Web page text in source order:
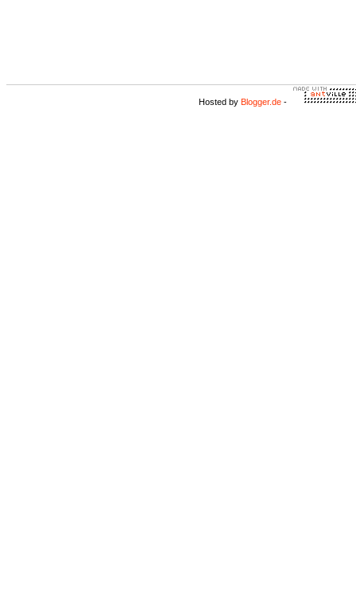
Hosted by Blogger.de -